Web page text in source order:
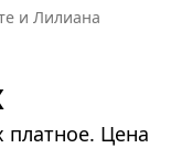
и Лилиана
платное. Цена